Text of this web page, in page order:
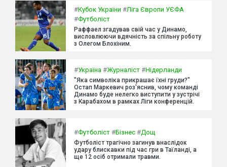
#Кубок України #Ліга Європи УЄФА
#Футболіст
Раффаел згадував свій час у Динамо,
висловлюючи вдячність за спільну роботу
з Олегом Блохіним.
#Україна #Журналіст #Нідерланди
"Яка символіка прикрашає їхні груди?"
Остап Маркевич роз'яснив, чому команді
Динамо буде нелегко виступити у зустрічі
з Карабахом в рамках Ліги конференцій.
#Футболіст #Бізнес #Дощ
Футболіст трагічно загинув внаслідок
удару блискавки під час гри в Таїланді, а
ще 12 осіб отримали травми.